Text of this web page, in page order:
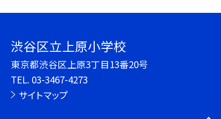
渋谷区立上原小学校
東京都渋谷区上原3丁目13番20号
TEL. 03-3467-4273
サイトマップ